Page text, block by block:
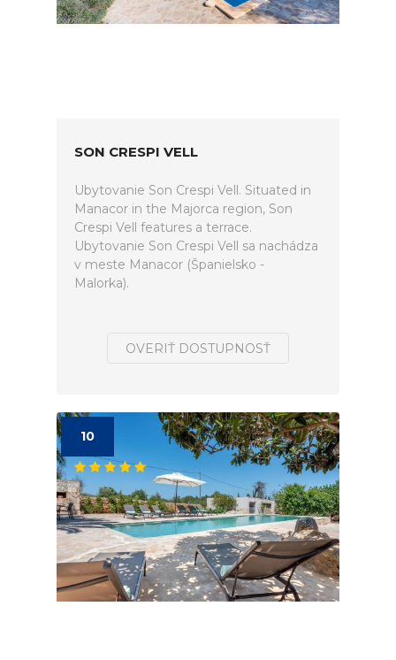
SON CRESPI VELL
Ubytovanie Son Crespi Vell. Situated in
Manacor in the Majorca region, Son
Crespi Vell features a terrace.
Ubytovanie Son Crespi Vell sa nachádza
v meste Manacor (Španielsko -
Malorka).
OVERIŤ DOSTUPNOSŤ
10